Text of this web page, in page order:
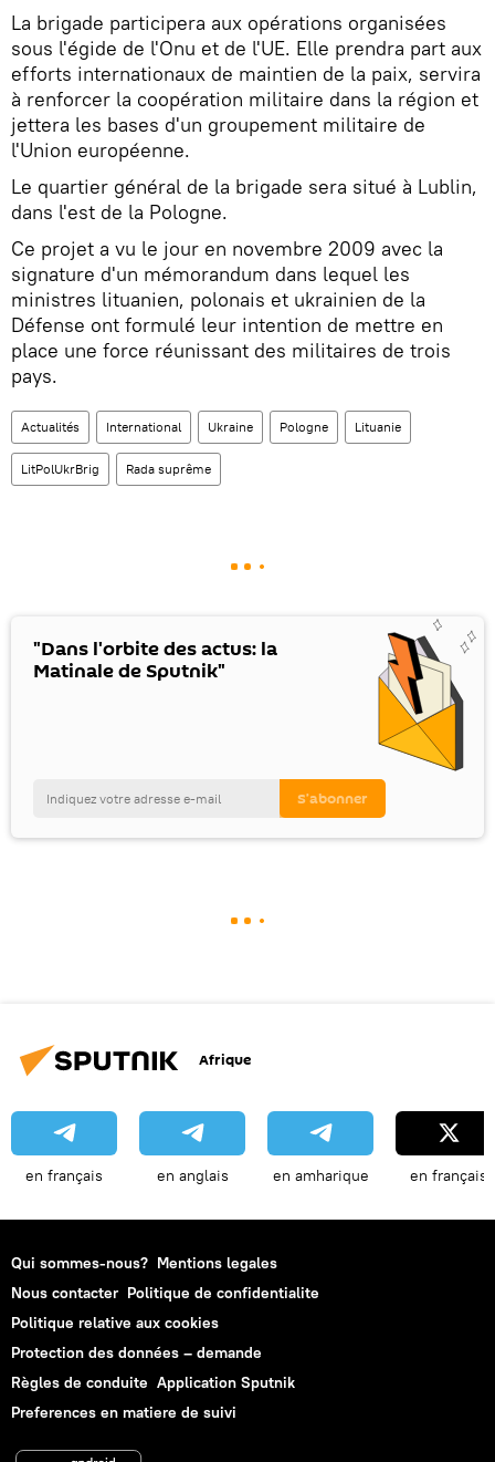
La brigade participera aux opérations organisées
sous l'égide de l'Onu et de l'UE. Elle prendra part aux
efforts internationaux de maintien de la paix, servira
à renforcer la coopération militaire dans la région et
jettera les bases d'un groupement militaire de
l'Union européenne.
Le quartier général de la brigade sera situé à Lublin,
dans l'est de la Pologne.
Ce projet a vu le jour en novembre 2009 avec la
signature d'un mémorandum dans lequel les
ministres lituanien, polonais et ukrainien de la
Défense ont formulé leur intention de mettre en
place une force réunissant des militaires de trois
pays.
Actualités International Ukraine Pologne Lituanie
LitPolUkrBrig Rada suprême
"Dans l'orbite des actus: la
Matinale de Sputnik"
Afrique
en français en anglais en amharique en français
Qui sommes-nous? Mentions legales
Nous contacter Politique de confidentialite
Politique relative aux cookies
Protection des données – demande
Règles de conduite Application Sputnik
Preferences en matiere de suivi